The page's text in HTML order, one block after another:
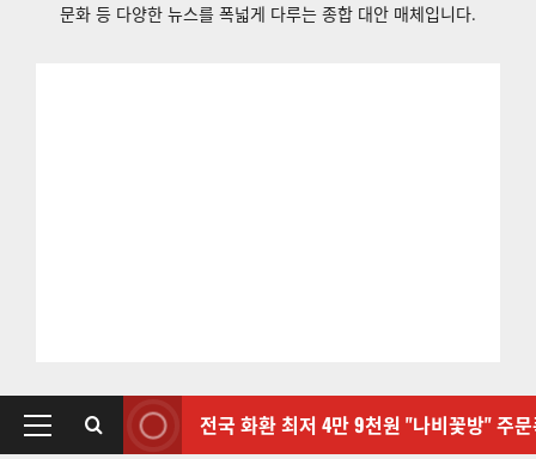
문화 등 다양한 뉴스를 폭넓게 다루는 종합 대안 매체입니다.
기
전국 화환 최저 4만 9천원 "나비꽃방" 주